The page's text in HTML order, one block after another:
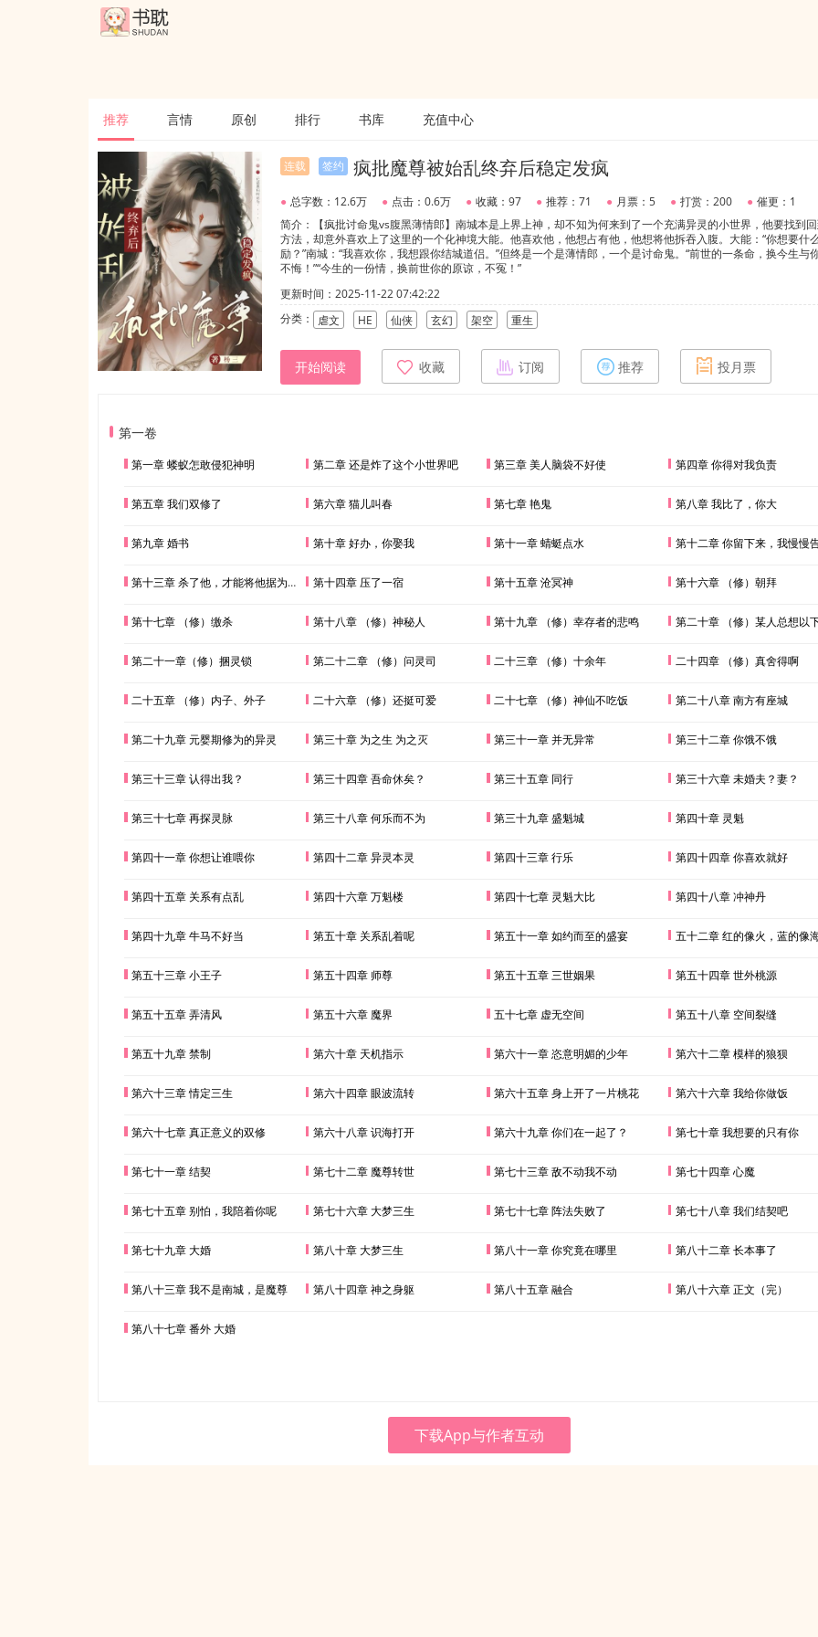
推荐 言情 原创 排行 书库 充值中心
连载 签约 疯批魔尊被始乱终弃后稳定发疯
● 总字数：12.6万 ● 点击：0.6万 ● 收藏：97 ● 推荐：71 ● 月票：5 ● 打赏：200 ● 催更：1
简介：【疯批讨命鬼vs腹黑薄情郎】南城本是上界上神，却不知为何来到了一个充满异灵的小世界，他要找到
方法，却意外喜欢上了这里的一个化神境大能。他喜欢他，他想占有他，他想将他拆吞入腹。大能：“你想要什
励？”南城：“我喜欢你，我想跟你结城道侣。”但终是一个是薄情郎，一个是讨命鬼。“前世的一条命，换今生与
不悔！”“今生的一份情，换前世你的原谅，不冤！”
更新时间：2025-11-22 07:42:22
分类：
虐文 HE 仙侠 玄幻 架空 重生
开始阅读 收藏 订阅 推荐 投月票
第一卷
第一章 蝼蚁怎敢侵犯神明 第二章 还是炸了这个小世界吧 第三章 美人脑袋不好使 第四章 你得对我负责
第五章 我们双修了 第六章 猫儿叫春 第七章 艳鬼 第八章 我比了，你大
第九章 婚书 第十章 好办，你娶我 第十一章 蜻蜓点水 第十二章 你留下来，我慢慢
第十三章 杀了他，才能将他据为己有 第十四章 压了一宿 第十五章 沧冥神 第十六章 （修）朝拜
第十七章 （修）缴杀 第十八章 （修）神秘人 第十九章 （修）幸存者的悲鸣 第二十章 （修）某人总想以
第二十一章（修）捆灵锁 第二十二章 （修）问灵司 二十三章 （修）十余年 二十四章 （修）真舍得啊
二十五章 （修）内子、外子 二十六章 （修）还挺可爱 二十七章 （修）神仙不吃饭 第二十八章 南方有座城
第二十九章 元婴期修为的异灵 第三十章 为之生 为之灭 第三十一章 并无异常 第三十二章 你饿不饿
第三十三章 认得出我？ 第三十四章 吾命休矣？ 第三十五章 同行 第三十六章 未婚夫？妻？
第三十七章 再探灵脉 第三十八章 何乐而不为 第三十九章 盛魁城 第四十章 灵魁
第四十一章 你想让谁喂你 第四十二章 异灵本灵 第四十三章 行乐 第四十四章 你喜欢就好
第四十五章 关系有点乱 第四十六章 万魁楼 第四十七章 灵魁大比 第四十八章 冲神丹
第四十九章 牛马不好当 第五十章 关系乱着呢 第五十一章 如约而至的盛宴 五十二章 红的像火，蓝的像
第五十三章 小王子 第五十四章 师尊 第五十五章 三世姻果 第五十四章 世外桃源
第五十五章 弄清风 第五十六章 魔界 五十七章 虚无空间 第五十八章 空间裂缝
第五十九章 禁制 第六十章 天机指示 第六十一章 恣意明媚的少年 第六十二章 模样的狼狈
第六十三章 情定三生 第六十四章 眼波流转 第六十五章 身上开了一片桃花 第六十六章 我给你做饭
第六十七章 真正意义的双修 第六十八章 识海打开 第六十九章 你们在一起了？ 第七十章 我想要的只有你
第七十一章 结契 第七十二章 魔尊转世 第七十三章 敌不动我不动 第七十四章 心魔
第七十五章 别怕，我陪着你呢 第七十六章 大梦三生 第七十七章 阵法失败了 第七十八章 我们结契吧
第七十九章 大婚 第八十章 大梦三生 第八十一章 你究竟在哪里 第八十二章 长本事了
第八十三章 我不是南城，是魔尊 第八十四章 神之身躯 第八十五章 融合 第八十六章 正文（完）
第八十七章 番外 大婚
下载App与作者互动